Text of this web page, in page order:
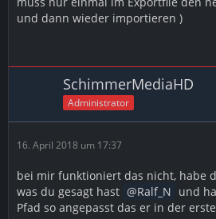
und dann wieder importieren )
SchimmerMediaHD
Administrator
16. April 2018 um 17:37
bei mir funktioniert das nicht, habe
was du gesagt hast
Ralf_N und
Pfad so angepasst das er in der